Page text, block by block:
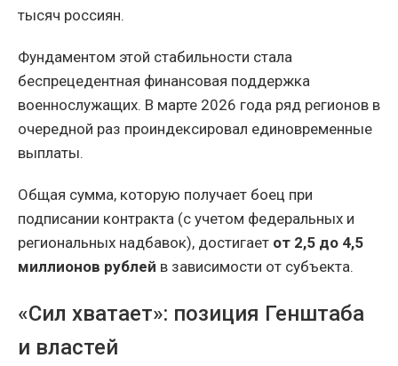
тысяч россиян.
Фундаментом этой стабильности стала
беспрецедентная финансовая поддержка
военнослужащих. В марте 2026 года ряд регионов в
очередной раз проиндексировал единовременные
выплаты.
Общая сумма, которую получает боец при
подписании контракта (с учетом федеральных и
региональных надбавок), достигает от 2,5 до 4,5
миллионов рублей в зависимости от субъекта.
«Сил хватает»: позиция Генштаба
и властей